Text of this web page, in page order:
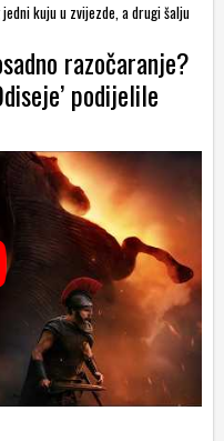
kuju u zvijezde, a drugi šalju
razočaranje?
podijelile